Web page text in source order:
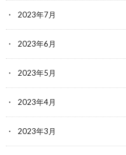
2023年7月
2023年6月
2023年5月
2023年4月
2023年3月